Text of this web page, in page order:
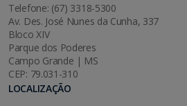
Telefone: (67) 3318-5300
Av. Des. José Nunes da Cunha, 337
Bloco XIV
Parque dos Poderes
Campo Grande | MS
CEP: 79.031-310
LOCALIZAÇÃO